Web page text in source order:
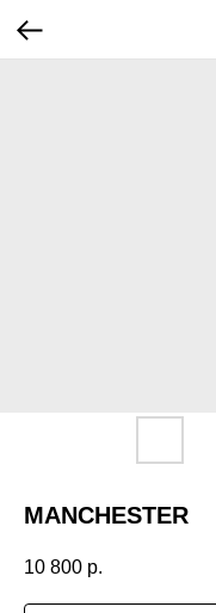
MANCHESTER
10 800 р.